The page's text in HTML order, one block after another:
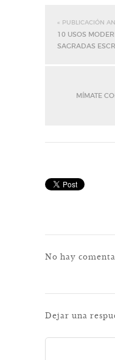
« PUBLICACIÓN
10 USOS
SAGRADAS
MÍMATE
No hay
Dejar una